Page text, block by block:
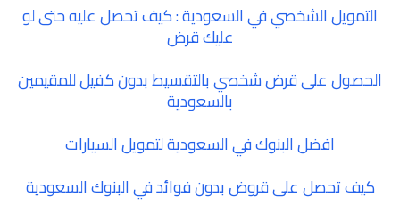
التمويل الشخصي في السعودية : كيف تحصل عليه حتى لو
عليك قرض
الحصول على قرض شخصي بالتقسيط بدون كفيل للمقيمين
بالسعودية
افضل البنوك في السعودية لتمويل السيارات
كيف تحصل على قروض بدون فوائد في البنوك السعودية